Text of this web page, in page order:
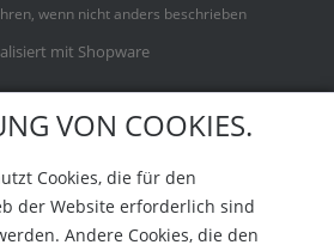
wenn nicht anders beschrieben
mit Shopware
VON COOKIES.
Cookies, die für den
der Website erforderlich sind
Andere Cookies, die den